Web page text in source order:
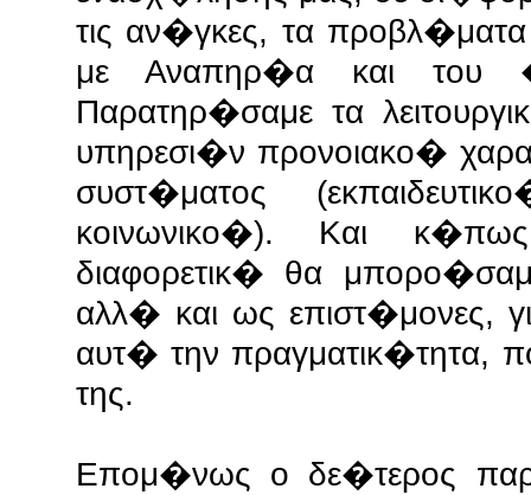
τις αν�γκες, τα
με Αναπηρ�α και του
Παρατηρ�σαμε τα
υπηρεσι�ν προνοιακο�
συστ�ματος
κοινωνικο�). Και
διαφορετικ� θα
αλλ� και ως επιστ�μονες,
αυτ� την πραγματικ�τητα,
της.
Επομ�νως ο δε�τερος